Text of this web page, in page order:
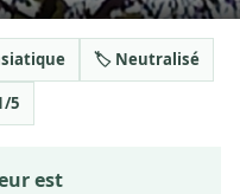
🏷️ Neutralisé
5
est